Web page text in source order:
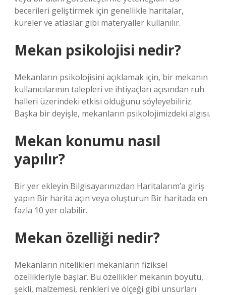
becerileri geliştirmek için genellikle haritalar,
küreler ve atlaslar gibi materyaller kullanılır.
Mekan psikolojisi nedir?
Mekanların psikolojisini açıklamak için, bir mekanın
kullanıcılarının talepleri ve ihtiyaçları açısından ruh
halleri üzerindeki etkisi olduğunu söyleyebiliriz.
Başka bir deyişle, mekanların psikolojimizdeki algısı.
Mekan konumu nasıl
yapılır?
Bir yer ekleyin Bilgisayarınızdan Haritalarım’a giriş
yapın Bir harita açın veya oluşturun Bir haritada en
fazla 10 yer olabilir.
Mekan özelliği nedir?
Mekanların nitelikleri mekanların fiziksel
özellikleriyle başlar. Bu özellikler mekanın boyutu,
şekli, malzemesi, renkleri ve ölçeği gibi unsurları